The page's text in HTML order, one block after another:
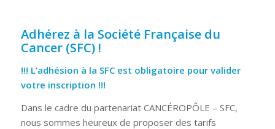
Adhérez à la Société Française du
Cancer (SFC) !
!!! L’adhésion à la SFC est obligatoire pour valider
votre inscription !!!
Dans le cadre du partenariat CANCÉROPÔLE – SFC,
nous sommes heureux de proposer des tarifs